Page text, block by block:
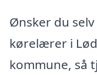
Ønsker du
kørelærer i
kommune, så